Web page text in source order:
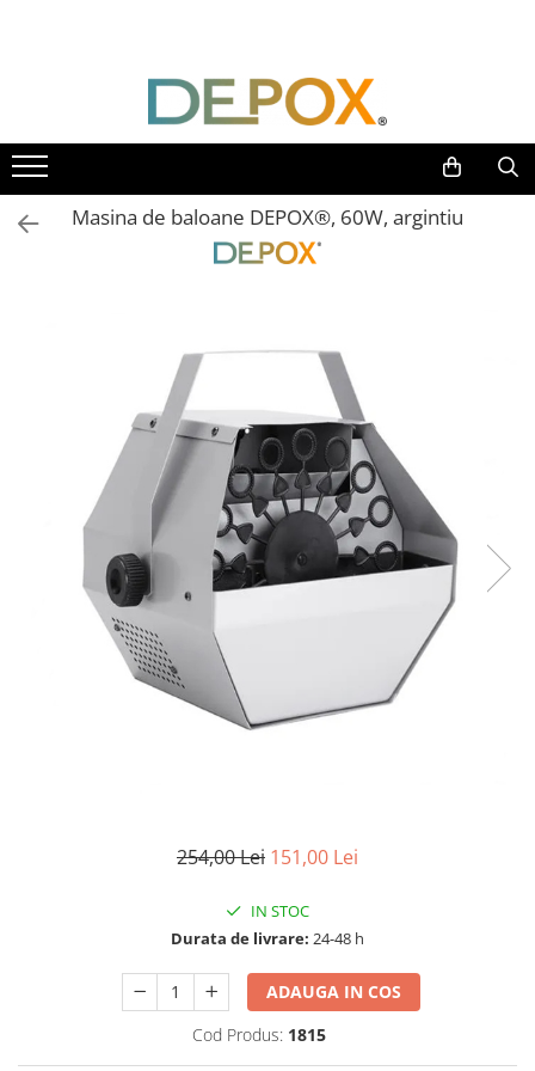
Toate Produsele
SPORT & TIMP LIBER
AUTOAPARARE
Pumnaluri si boxuri
Bastoane telescopice si nunceaguri
Seturi & accesorii autoaparare
VANATOARE, DRUMETII & CAMPING
Cutite vanatoare
Briceaguri fluture & antrenament
Sabii & Macete
Accesorii tactice si sport
Accesori camping & drumetii
Topor camping
Seturi de cutite & accesorii
vanatoare si tactice
Arme sporturi de precizie
UNIVERSUL COPIILOR
Masina de baloane DEPOX®, 60W, argintiu
254,00 Lei 151,00 Lei
IN STOC
Durata de livrare: 24-48 h
ADAUGA IN COS
Cod Produs: 1815